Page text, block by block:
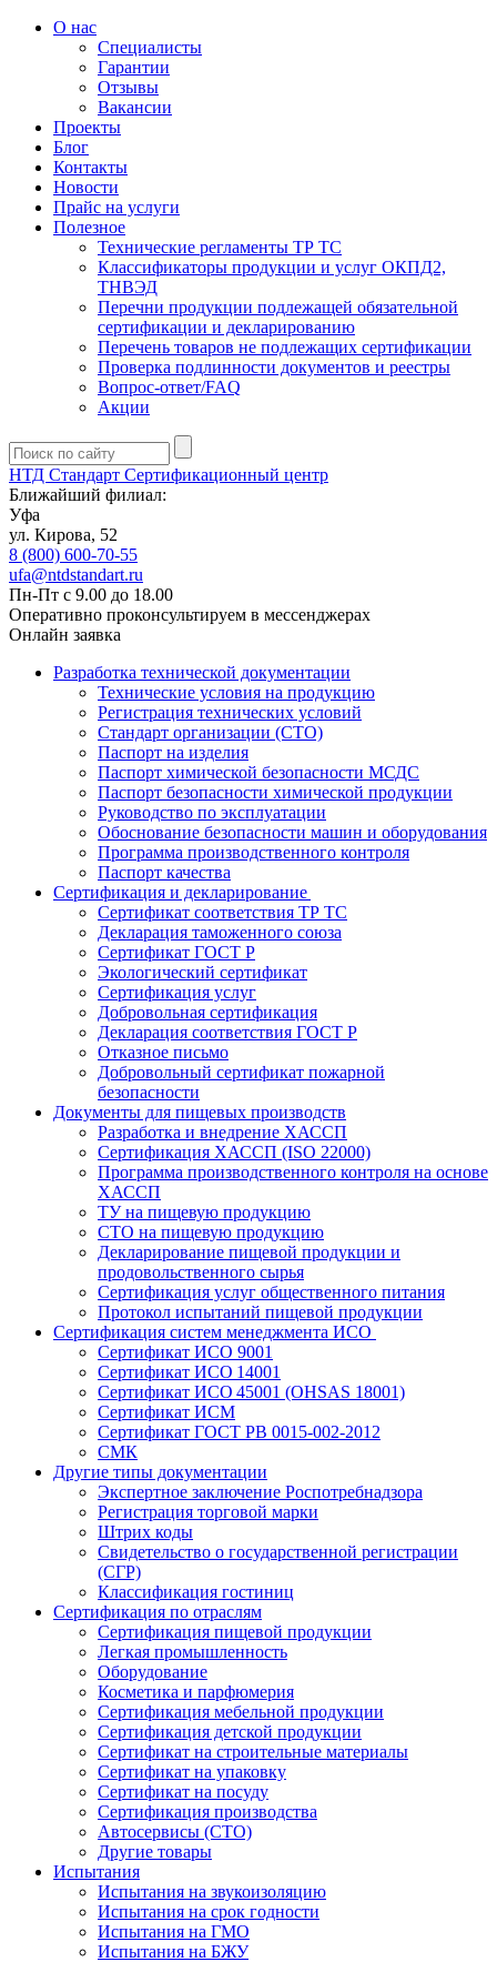
О нас
Специалисты
Гарантии
Отзывы
Вакансии
Проекты
Блог
Контакты
Новости
Прайс на услуги
Полезное
Технические регламенты ТР ТС
Классификаторы продукции и услуг ОКПД2,
ТНВЭД
Перечни продукции подлежащей обязательной
сертификации и декларированию
Перечень товаров не подлежащих сертификации
Проверка подлинности документов и реестры
Вопрос-ответ/FAQ
Акции
НТД Стандарт Сертификационный центр
Ближайший филиал:
Уфа
ул. ​​Кирова, 52
8 (800) 600-70-55
ufa@ntdstandart.ru
Пн-Пт с 9.00 до 18.00
Оперативно проконсультируем в мессенджерах
Онлайн заявка
Разработка технической документации
Технические условия на продукцию
Регистрация технических условий
Стандарт организации (СТО)
Паспорт на изделия
Паспорт химической безопасности МСДС
Паспорт безопасности химической продукции
Руководство по эксплуатации
Обоснование безопасности машин и оборудования
Программа производственного контроля
Паспорт качества
Сертификация и декларирование
Сертификат соответствия ТР ТС
Декларация таможенного союза
Сертификат ГОСТ Р
Экологический сертификат
Сертификация услуг
Добровольная сертификация
Декларация соответствия ГОСТ Р
Отказное письмо
Добровольный сертификат пожарной
безопасности
Документы для пищевых производств
Разработка и внедрение ХАССП
Сертификация ХАССП (ISO 22000)
Программа производственного контроля на основе
ХАССП
ТУ на пищевую продукцию
СТО на пищевую продукцию
Декларирование пищевой продукции и
продовольственного сырья
Сертификация услуг общественного питания
Протокол испытаний пищевой продукции
Сертификация систем менеджмента ИСО
Сертификат ИСО 9001
Сертификат ИСО 14001
Сертификат ИСО 45001 (OHSAS 18001)
Сертификат ИСМ
Сертификат ГОСТ РВ 0015-002-2012
СМК
Другие типы документации
Экспертное заключение Роспотребнадзора
Регистрация торговой марки
Штрих коды
Свидетельство о государственной регистрации
(СГР)
Классификация гостиниц
Сертификация по отраслям
Сертификация пищевой продукции
Легкая промышленность
Оборудование
Косметика и парфюмерия
Сертификация мебельной продукции
Сертификация детской продукции
Сертификат на строительные материалы
Сертификат на упаковку
Сертификат на посуду
Сертификация производства
Автосервисы (СТО)
Другие товары
Испытания
Испытания на звукоизоляцию
Испытания на срок годности
Испытания на ГМО
Испытания на БЖУ